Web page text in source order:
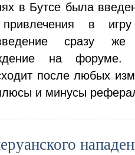
в Бутсе была
в
сразу же
на
после любых
и минусы